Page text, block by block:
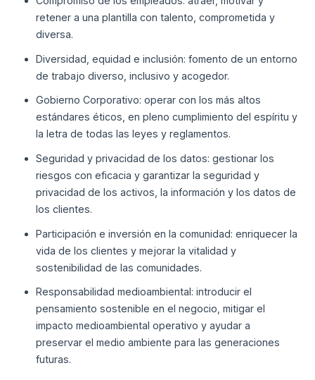
retener a una plantilla con talento, comprometida y
diversa.
Diversidad, equidad e inclusión: fomento de un entorno
de trabajo diverso, inclusivo y acogedor.
Gobierno Corporativo: operar con los más altos
estándares éticos, en pleno cumplimiento del espíritu y
la letra de todas las leyes y reglamentos.
Seguridad y privacidad de los datos: gestionar los
riesgos con eficacia y garantizar la seguridad y
privacidad de los activos, la información y los datos de
los clientes.
Participación e inversión en la comunidad: enriquecer la
vida de los clientes y mejorar la vitalidad y
sostenibilidad de las comunidades.
Responsabilidad medioambiental: introducir el
pensamiento sostenible en el negocio, mitigar el
impacto medioambiental operativo y ayudar a
preservar el medio ambiente para las generaciones
futuras.